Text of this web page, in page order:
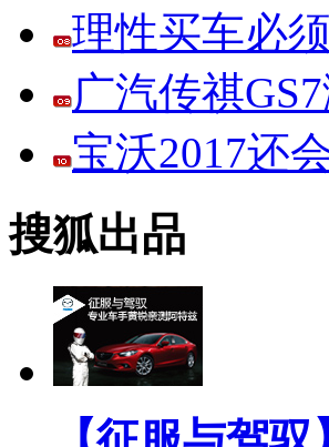
理性买车必
广汽传祺
宝沃2017还
搜狐出品